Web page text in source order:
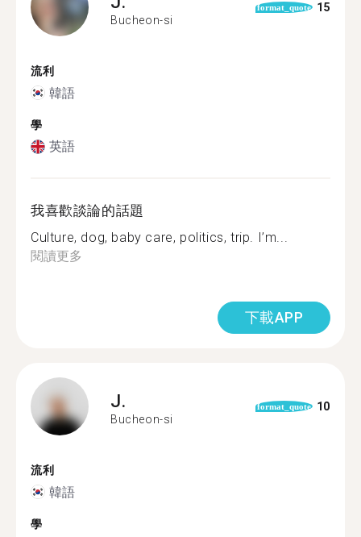
Bucheon-si
format_quote 15
流利
韓語
學
英語
我喜歡談論的話題
Culture, dog, baby care, politics, trip. I’m...
閱讀更多
下載APP
J.
Bucheon-si
format_quote 10
流利
韓語
學